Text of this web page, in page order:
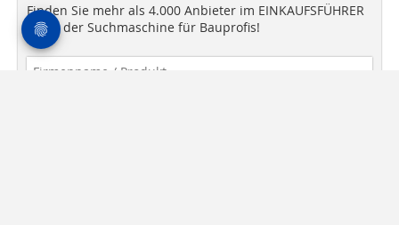
Finden Sie mehr als 4.000 Anbieter im EINKAUFSFÜHRER
BAU - der Suchmaschine für Bauprofis!